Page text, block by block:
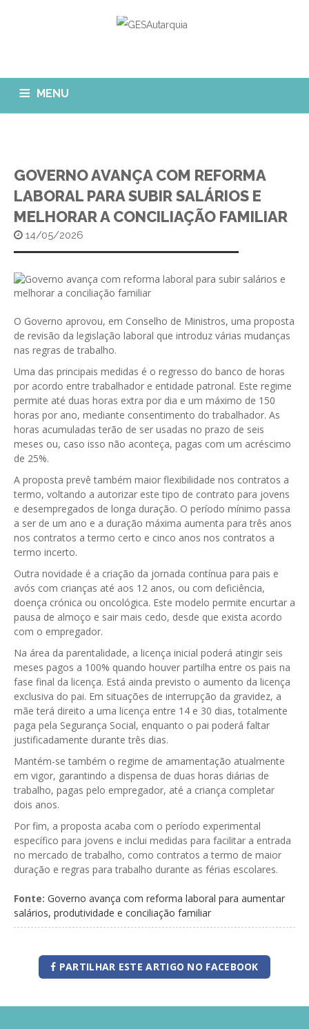
MENU
Quem Somos?
O que fazemos?
Formações
MÓDULOS
APP GESAutarquia
GESCemitério
GESComunicação
GESContPública
GESDenúncia
GESDocumental
GESElevador
GESEstatística
GESFaturação
GESFeira
GESLicenciamento
GESMarcação
GESSNC-AP
GESSNC-AP Reg. Completo
GESPopulação
GESRecrutamento
GESToponímia
GESVencimento
Portal da Freguesia
CLIENTES
FAQ
Configurar Email
Custo da Chamada
Isenção de IVA
GOVERNO AVANÇA COM REFORMA
LABORAL PARA SUBIR SALÁRIOS E
MELHORAR A CONCILIAÇÃO FAMILIAR
14/05/2026
O Governo aprovou, em Conselho de Ministros, uma proposta
de revisão da legislação laboral que introduz várias mudanças
nas regras de trabalho.
Uma das principais medidas é o regresso do banco de horas
por acordo entre trabalhador e entidade patronal. Este regime
permite até duas horas extra por dia e um máximo de 150
horas por ano, mediante consentimento do trabalhador. As
horas acumuladas terão de ser usadas no prazo de seis
meses ou, caso isso não aconteça, pagas com um acréscimo
de 25%.
A proposta prevê também maior flexibilidade nos contratos a
termo, voltando a autorizar este tipo de contrato para jovens
e desempregados de longa duração. O período mínimo passa
a ser de um ano e a duração máxima aumenta para três anos
nos contratos a termo certo e cinco anos nos contratos a
termo incerto.
Outra novidade é a criação da jornada contínua para pais e
avós com crianças até aos 12 anos, ou com deficiência,
doença crónica ou oncológica. Este modelo permite encurtar a
pausa de almoço e sair mais cedo, desde que exista acordo
com o empregador.
Na área da parentalidade, a licença inicial poderá atingir seis
meses pagos a 100% quando houver partilha entre os pais na
fase final da licença. Está ainda previsto o aumento da licença
exclusiva do pai. Em situações de interrupção da gravidez, a
mãe terá direito a uma licença entre 14 e 30 dias, totalmente
paga pela Segurança Social, enquanto o pai poderá faltar
justificadamente durante três dias.
Mantém-se também o regime de amamentação atualmente
em vigor, garantindo a dispensa de duas horas diárias de
trabalho, pagas pelo empregador, até a criança completar
dois anos.
Por fim, a proposta acaba com o período experimental
específico para jovens e inclui medidas para facilitar a entrada
no mercado de trabalho, como contratos a termo de maior
duração e regras para trabalho durante as férias escolares.
Fonte: Governo avança com reforma laboral para aumentar
salários, produtividade e conciliação familiar
PARTILHAR ESTE ARTIGO NO FACEBOOK